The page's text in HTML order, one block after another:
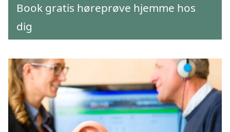
Book gratis høreprøve hjemme hos
dig